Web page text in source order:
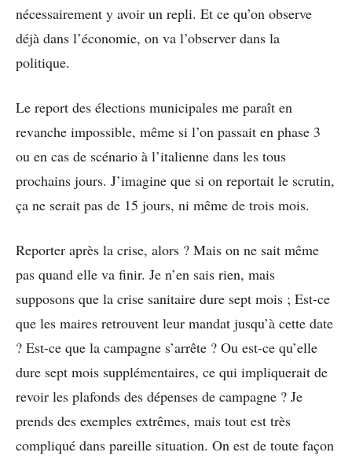
nécessairement y avoir un repli. Et ce qu’on observe
déjà dans l’économie, on va l’observer dans la
politique.
Le report des élections municipales me paraît en
revanche impossible, même si l’on passait en phase 3
ou en cas de scénario à l’italienne dans les tous
prochains jours. J’imagine que si on reportait le scrutin,
ça ne serait pas de 15 jours, ni même de trois mois.
Reporter après la crise, alors ? Mais on ne sait même
pas quand elle va finir. Je n’en sais rien, mais
supposons que la crise sanitaire dure sept mois ; Est-ce
que les maires retrouvent leur mandat jusqu’à cette date
? Est-ce que la campagne s’arrête ? Ou est-ce qu’elle
dure sept mois supplémentaires, ce qui impliquerait de
revoir les plafonds des dépenses de campagne ? Je
prends des exemples extrêmes, mais tout est très
compliqué dans pareille situation. On est de toute façon